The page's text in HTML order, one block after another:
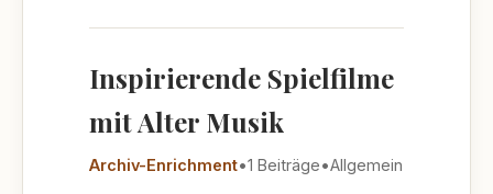
Inspirierende Spielfilme
mit Alter Musik
Archiv-Enrichment•1 Beiträge•Allgemein